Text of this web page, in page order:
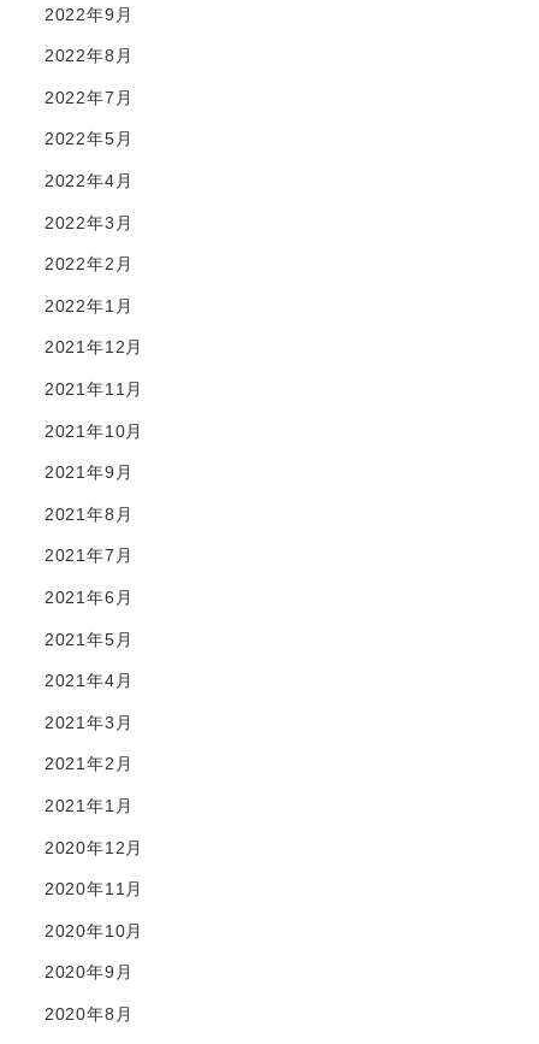
2022年9月
2022年8月
2022年7月
2022年5月
2022年4月
2022年3月
2022年2月
2022年1月
2021年12月
2021年11月
2021年10月
2021年9月
2021年8月
2021年7月
2021年6月
2021年5月
2021年4月
2021年3月
2021年2月
2021年1月
2020年12月
2020年11月
2020年10月
2020年9月
2020年8月